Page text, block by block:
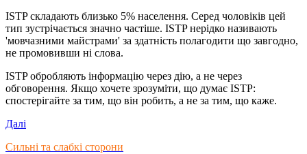
ISTP складають близько 5% населення. Серед чоловіків цей
тип зустрічається значно частіше. ISTP нерідко називають
'мовчазними майстрами' за здатність полагодити що завгодно,
не промовивши ні слова.
ISTP обробляють інформацію через дію, а не через
обговорення. Якщо хочете зрозуміти, що думає ISTP:
спостерігайте за тим, що він робить, а не за тим, що каже.
Далi
Сильнi та слабкi сторони